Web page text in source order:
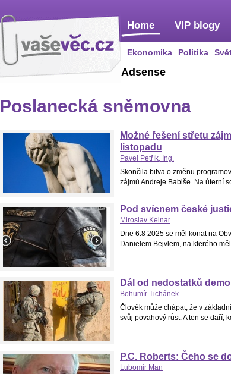
Home
Ekonomika Politika
VIP blogy
Adsense
Poslanecká sněmovna
Možné řešení střetu
listopadu
Pavel Petřík, Ing.
Skončila bitva o změnu
zájmů Andreje Babiše. Na úterní
Pod svícnem české
Miroslav Kelnar
Dne 6.8 2025 se měl konat na
Danielem Bejvlem, na kterého
Dál od nedostatků
Bohumír Tichánek
Člověk může chápat, že v
svůj povahový růst. A ten se daří,
P.C. Roberts: Čeho se
Lubomír Man